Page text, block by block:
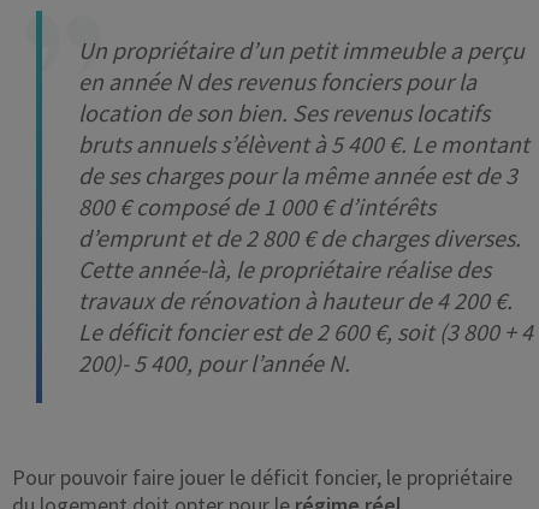
Un propriétaire d’un petit immeuble a perçu
en année N des revenus fonciers pour la
location de son bien. Ses revenus locatifs
bruts annuels s’élèvent à 5 400 €. Le montant
de ses charges pour la même année est de 3
800 € composé de 1 000 € d’intérêts
d’emprunt et de 2 800 € de charges diverses.
Cette année-là, le propriétaire réalise des
travaux de rénovation à hauteur de 4 200 €.
Le déficit foncier est de 2 600 €, soit (3 800 + 4
200)- 5 400, pour l’année N.
Pour pouvoir faire jouer le déficit foncier, le propriétaire